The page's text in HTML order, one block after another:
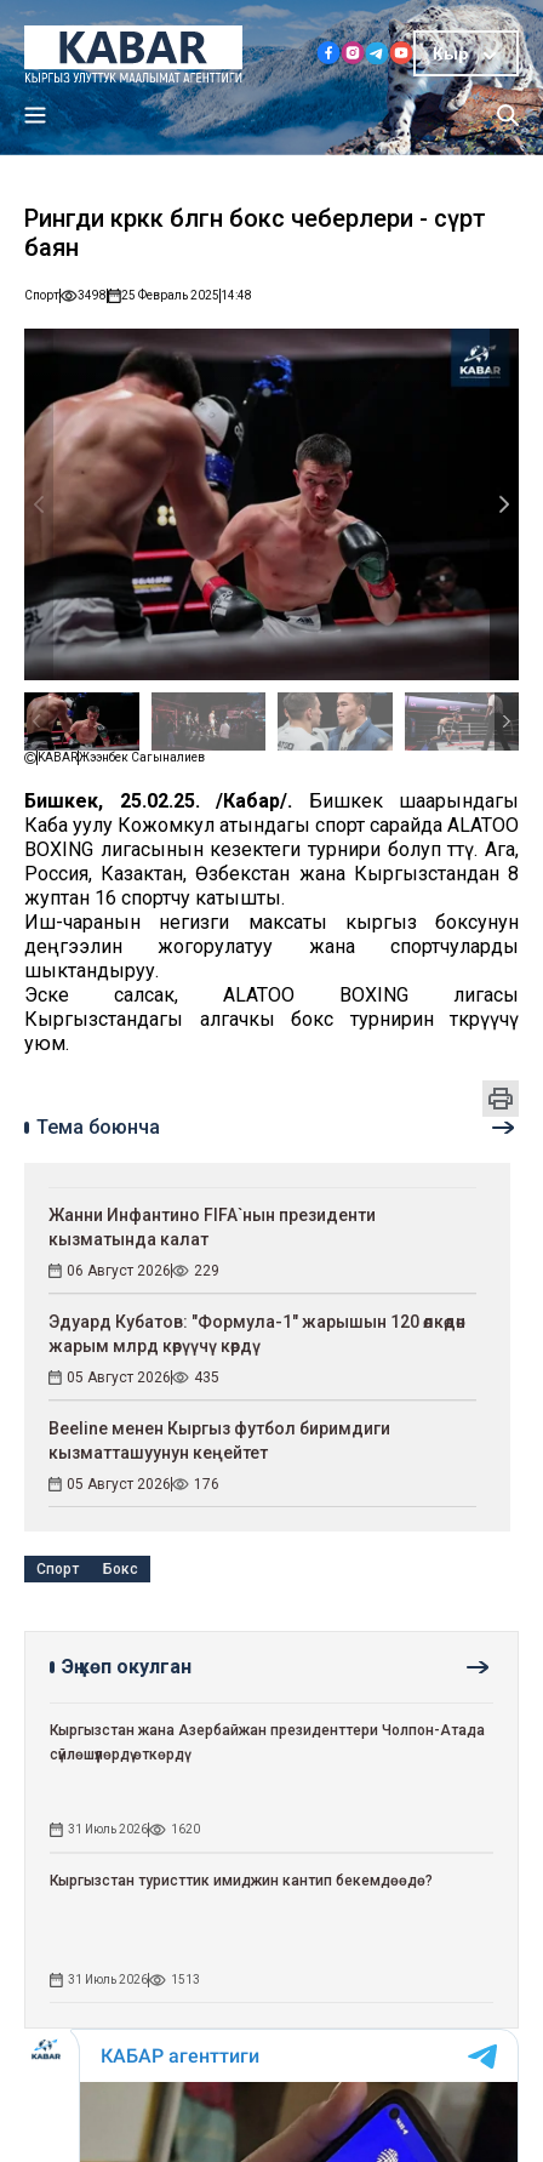
Кыр
Рингди көрккө бөлөгөн бокс чеберлери - сүрөт
баян
Спорт 3498 25 Февраль 2025 14:48
KABARЖээнбек Сагыналиев
Бишкек, 25.02.25. /Кабар/. Бишкек шаарындагы
Каба уулу Кожомкул атындагы спорт сарайда ALATOO
BOXING лигасынын кезектеги турнири болуп өттү. Ага,
Россия, Казактан, Өзбекстан жана Кыргызстандан 8
жуптан 16 спортчу катышты.
Иш-чаранын негизги максаты кыргыз боксунун
деңгээлин жогорулатуу жана спортчуларды
шыктандыруу.
Эске салсак, ALATOO BOXING лигасы
Кыргызстандагы алгачкы бокс турнирин өткөрүүчү
уюм.
Тема боюнча
Жанни Инфантино FIFA`нын президенти
кызматында калат
06 Август 2026 229
Эдуард Кубатов: "Формула-1" жарышын 120 өлкөдөн
жарым млрд көрүүчү көрдү
05 Август 2026 435
Beeline менен Кыргыз футбол биримдиги
кызматташуунун кеңейтет
05 Август 2026 176
Спорт Бокс
Эң көп окулган
Кыргызстан жана Азербайжан президенттери Чолпон-Атада
сүйлөшүүлөрдү өткөрдү
31 Июль 2026 1620
Кыргызстан туристтик имиджин кантип бекемдөөдө?
31 Июль 2026 1513